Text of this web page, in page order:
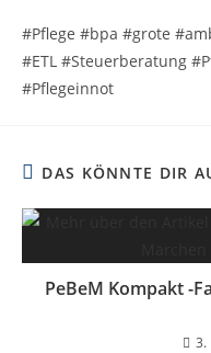
#Pflege #bpa #grote
#ETL #Steuerberatung
#Pflegeinnot
DAS KÖNNTE DIR
PeBeM Kompakt -
3.